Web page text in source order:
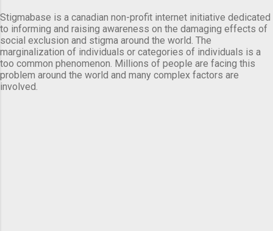
Stigmabase is a canadian non-profit internet initiative dedicated
to informing and raising awareness on the damaging effects of
social exclusion and stigma around the world. The
marginalization of individuals or categories of individuals is a
too common phenomenon. Millions of people are facing this
problem around the world and many complex factors are
involved.